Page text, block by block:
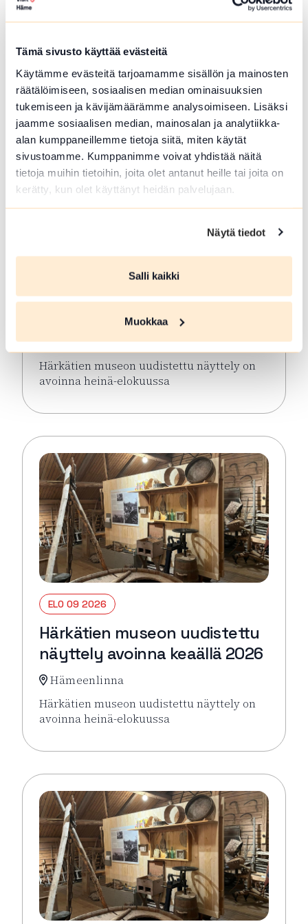
Tämä sivusto käyttää evästeitä
Käytämme evästeitä tarjoamamme sisällön ja mainosten
räätälöimiseen, sosiaalisen median ominaisuuksien
tukemiseen ja kävijämäärämme analysoimiseen. Lisäksi
jaamme sosiaalisen median, mainosalan ja analytiikka-
alan kumppaneillemme tietoja siitä, miten käytät
sivustoamme. Kumppanimme voivat yhdistää näitä
tietoja muihin tietoihin, joita olet antanut heille tai joita on
kerätty, kun olet käyttänyt heidän palvelujaan.
Näytä tiedot
Salli kaikki
Muokkaa
Härkätien museon uudistettu näyttely on
Lue lisää tapahtumasta Härkätien museon
Härkätien museon uudistettu
näyttely avoinna keaällä 2026
Hämeenlinna
Härkätien museon uudistettu näyttely on
avoinna heinä-elokuussa
Lue lisää tapahtumasta Härkätien museon
ELO 09 2026
Härkätien museon uudistettu
näyttely avoinna keaällä 2026
Hämeenlinna
Härkätien museon uudistettu näyttely on
avoinna heinä-elokuussa
Lue lisää tapahtumasta Härkätien museon